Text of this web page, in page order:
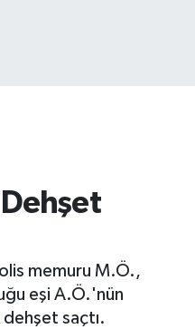
memuru M.Ö.,
eşi A.Ö.'nün
saçtı.